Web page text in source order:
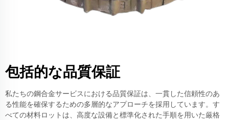
包括的な品質保証
私たちの鋼合金サービスにおける品質保証は、一貫した信頼性のあ
る性能を確保するための多層的なアプローチを採用しています。す
べての材料ロットは、高度な設備と標準化された手順を用いた厳格